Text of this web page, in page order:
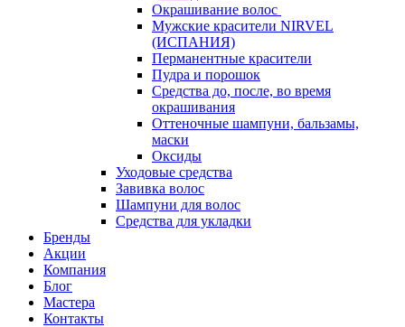
Окрашивание волос
Мужские красители NIRVEL
(ИСПАНИЯ)
Перманентные красители
Пудра и порошок
Средства до, после, во время
окрашивания
Оттеночные шампуни, бальзамы,
маски
Оксиды
Уходовые средства
Завивка волос
Шампуни для волос
Средства для укладки
Бренды
Акции
Компания
Блог
Мастера
Контакты